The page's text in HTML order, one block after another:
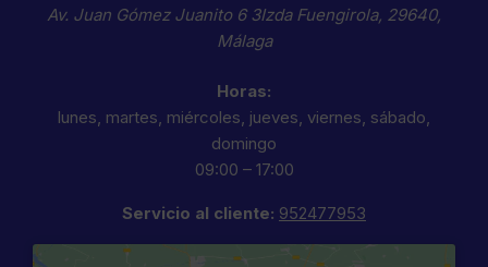
Av. Juan Gómez Juanito 6 3Izda Fuengirola, 29640,
Málaga
Horas:
lunes, martes, miércoles, jueves, viernes, sábado,
domingo
09:00 – 17:00
Servicio al cliente: 952477953